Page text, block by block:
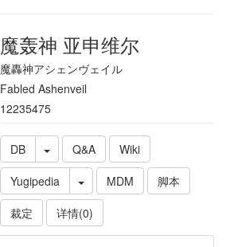
魔轰神 亚申维尔
魔轟神アシェンヴェイル
Fabled Ashenveil
12235475
DB Q&A
Wiki
Yugipedia
MDM
脚本
裁定
详情(0)